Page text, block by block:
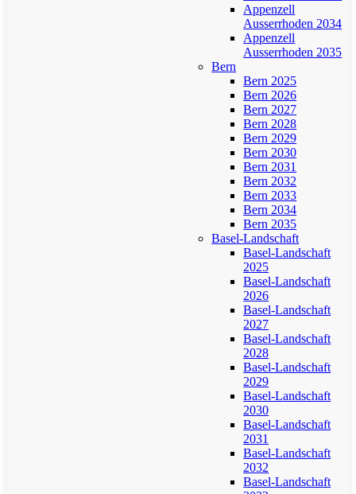
Appenzell
Ausserrhoden 2034
Appenzell
Ausserrhoden 2035
Bern
Bern 2025
Bern 2026
Bern 2027
Bern 2028
Bern 2029
Bern 2030
Bern 2031
Bern 2032
Bern 2033
Bern 2034
Bern 2035
Basel-Landschaft
Basel-Landschaft
2025
Basel-Landschaft
2026
Basel-Landschaft
2027
Basel-Landschaft
2028
Basel-Landschaft
2029
Basel-Landschaft
2030
Basel-Landschaft
2031
Basel-Landschaft
2032
Basel-Landschaft